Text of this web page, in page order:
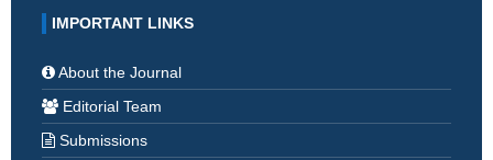
IMPORTANT LINKS
About the Journal
Editorial Team
Submissions